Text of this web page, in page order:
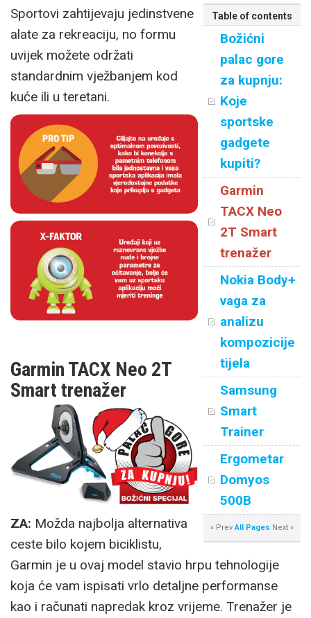
Table of contents
Božićni
palac gore
za kupnju:
Koje
sportske
gadgete
kupiti?
Garmin
TACX Neo
2T Smart
trenažer
Nokia Body+
vaga za
analizu
kompozicije
tijela
Samsung
Smart
Trainer
Ergometar
Domyos
500B
« Prev All Pages Next »
Sportovi zahtijevaju jedinstvene
alate za rekreaciju, no formu
uvijek možete održati
standardnim vježbanjem kod
kuće ili u teretani.
Garmin TACX Neo 2T
Smart trenažer
ZA: Možda najbolja alternativa
ceste bilo kojem biciklistu,
Garmin je u ovaj model stavio hrpu tehnologije
koja će vam ispisati vrlo detaljne performanse
kao i računati napredak kroz vrijeme. Trenažer je